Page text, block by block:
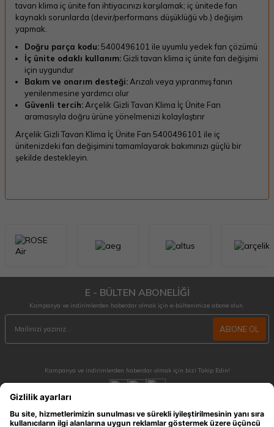
tavan klima iç ünite fan ihtiyacınızı karşılamak; iç ünitede fan
kaynaklı sorunlarda (devir/performans düşüklüğü vb.) değişim
yapmak.
Doğru parça kodu: 5400496101 ile uyumlu yedek fan çözümü
İç ünite odaklı kullanım: Gizli tavan klima iç ünite fan değişimi
için uygundur
Bakım ve onarım desteği:Arızalı veya yıpranmış fanın
yenilenmesine yardımcı olur
Güvenli tercih:Arçelik Gizli Tavan Klima İç Ünite Fan
aramasıyla doğru ürüne yönelmenizi kolaylaştırır
Arçelik Gizli Tavan Klima İç Ünite Fan 5400496101 ile iç
ünitenizdeki fan değişimini tamamlayarak bakımınızı güçlü bir
şekilde destekleyin.
E - BÜLTEN ABONELİĞİ
Kampanya ve indirimlerden haberdar olmak için e-bültenimize abone olun.
ABONE OL
Kampanya ve indirimlerden haberdar olmak için bizi Takip Edin!
MÜŞTERİ HİZMETLERİ